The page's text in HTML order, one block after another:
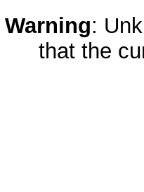
Warning:
that the